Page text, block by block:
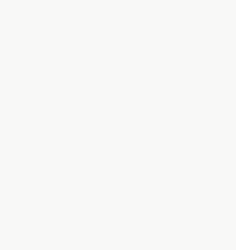
очень вкусными. Фото:
которые выручат
ленивые котлетки,
рецептом теста